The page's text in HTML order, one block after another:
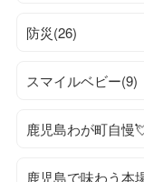
防災(26)
スマイルベビー(9)
鹿児島わが町自慢
鹿児島で味わう本